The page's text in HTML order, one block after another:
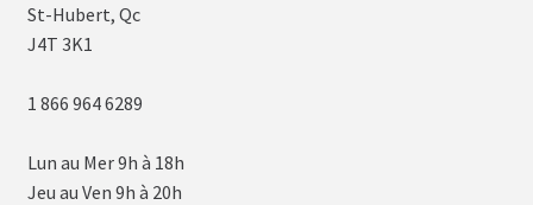
St-Hubert, Qc
J4T 3K1
1 866 964 6289
Lun au Mer 9h à 18h
Jeu au Ven 9h à 20h